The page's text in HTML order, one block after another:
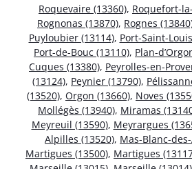
Roquevaire (13360), Roquefort-
Rognonas (13870), Rognes
Puyloubier (13114), Port-Saint-
Port-de-Bouc (13110), Plan-
Cuques (13380), Peyrolles-en-
(13124), Peynier (13790),
(13520), Orgon (13660), Noves
Mollégès (13940), Miramas
Meyreuil (13590), Meyrargues
Alpilles (13520), Mas-Blanc-
Martigues (13500), Martigues